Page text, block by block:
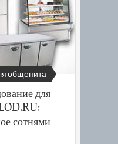
общепита
для
сотнями